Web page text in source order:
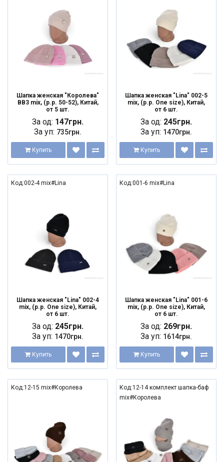
Шапка женская "Королева"
BB3 mix, (р.р. 50-52), Китай,
от 5 шт.
За од: 147грн.
За уп: 735грн.
Купить
Шапка женская "Lina" 002-5
mix, (р.р. One size), Китай,
от 6 шт.
За од: 245грн.
За уп: 1470грн.
Купить
Код:002-4 mix#Lina
Шапка женская "Lina" 002-4
mix, (р.р. One size), Китай,
от 6 шт.
За од: 245грн.
За уп: 1470грн.
Купить
Код:001-6 mix#Lina
Шапка женская "Lina" 001-6
mix, (р.р. One size), Китай,
от 6 шт.
За од: 269грн.
За уп: 1614грн.
Купить
Код:12-15 mix#Королева
Код:12-14 комплект шапка-баф
mix#Королева